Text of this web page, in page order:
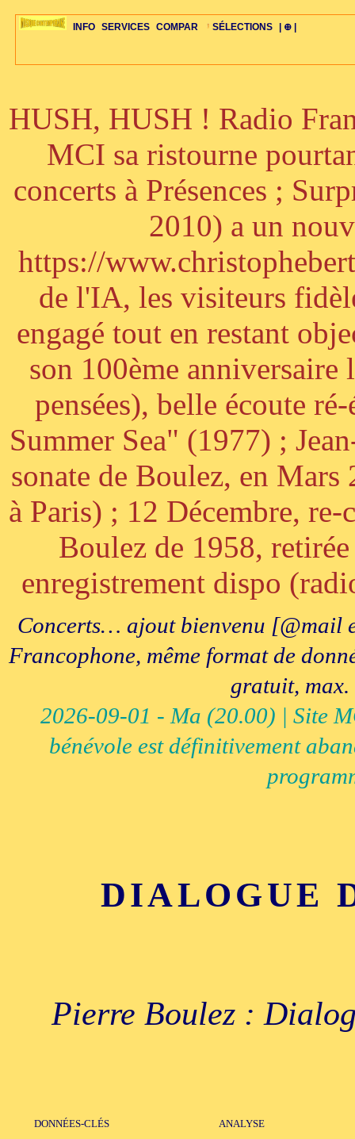
INFO
ÉDITORIAUX ACTUS-CONCERTS HISTOIRE PAYS STYLES-ÉCOLES
SERVICES
MAJ-LISTE ARCH-CONCERTS LIENS RADIOS VIDÉOS PLAN FAQS
COMPAR
SÉLECTION GUIDE-EXPRESS ŒUVRES BIOGRAPHIES PERSPECTIVE
SÉLECTIONS
SÉLECTION COMPOS-INTRO COMPO-INDIV ŒUVRES-INDIV
| ⊕ |
20ÈME PARAL 1001 CD TOP-REC BONUS-ROMANS BONUS-FILMS
CELLO-C
ALTO-C
VIOLON-C
PIANO-CONC GRAND-
HUSH, HUSH ! Radio
MCI sa ristourne
concerts à Présences ;
2010) a un
https://
de l'IA, les visiteurs
engagé tout en restant
son 100ème
pensées), belle écoute
Summer Sea" (1977) ;
sonate de Boulez, en
à Paris) ; 12 Décembre,
Boulez de 1958,
enregistrement dispo
Concerts… ajout bienvenu [@mail
Francophone, même format de
gratuit,
2026-09-01 - Ma (20.00) | Site
bénévole est définitivement
DIALOGUE
Pierre Boulez :
DONNÉES-CLÉS ANALYSE